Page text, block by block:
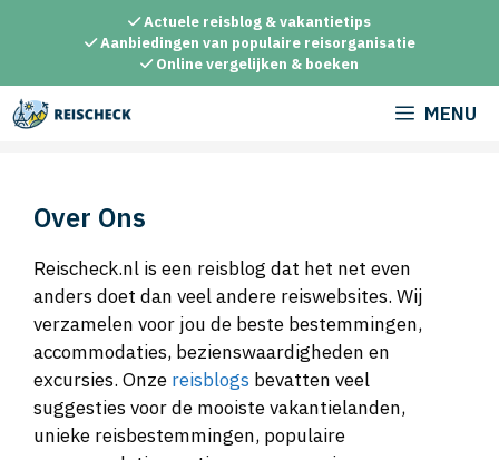
inhoud
Actuele reisblog & vakantietips
Aanbiedingen van populaire reisorganisatie
Online vergelijken & boeken
MENU
Over Ons
Reischeck.nl is een reisblog dat het net even
anders doet dan veel andere reiswebsites. Wij
verzamelen voor jou de beste bestemmingen,
accommodaties, bezienswaardigheden en
excursies. Onze reisblogs bevatten veel
suggesties voor de mooiste vakantielanden,
unieke reisbestemmingen, populaire